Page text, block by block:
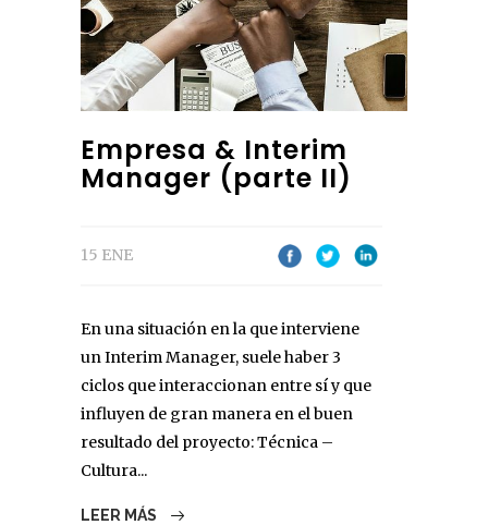
Empresa & Interim
Manager (parte II)
15 ENE
En una situación en la que interviene
un Interim Manager, suele haber 3
ciclos que interaccionan entre sí y que
influyen de gran manera en el buen
resultado del proyecto: Técnica –
Cultura...
LEER MÁS